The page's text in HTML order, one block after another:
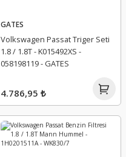
GATES
Volkswagen Passat Triger Seti
1.8 / 1.8T - K015492XS -
058198119 - GATES
4.786,95 ₺